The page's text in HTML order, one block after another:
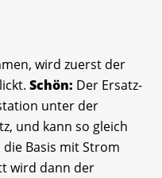
wird zuerst der
Schön: Der Ersatz-
unter der
und kann so gleich
Basis mit Strom
wird dann der